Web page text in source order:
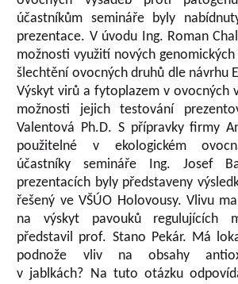
účastníkům semináře byly
prezentace. V úvodu Ing. Roman
možnosti využití nových genomických
šlechtění ovocných druhů dle návrhu
Výskyt virů a fytoplazem v ovocných
možnosti jejich testování
Valentová Ph.D. S přípravky firmy
použitelné v ekologickém
účastníky semináře Ing. Josef
prezentacích byly představeny
řešený ve VŠÚO Holovousy. Vlivu
na výskyt pavouků regulujících
představil prof. Stano Pekár. Má
podnože vliv na obsahy
v jablkách? Na tuto otázku